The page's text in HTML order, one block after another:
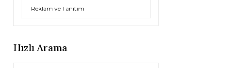
Reklam ve Tanıtım
Hızlı Arama